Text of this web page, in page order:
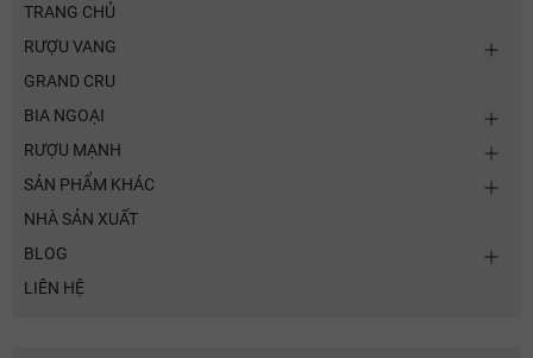
TRANG CHỦ
RƯỢU VANG
GRAND CRU
BIA NGOẠI
RƯỢU MẠNH
SẢN PHẨM KHÁC
NHÀ SẢN XUẤT
BLOG
LIÊN HỆ